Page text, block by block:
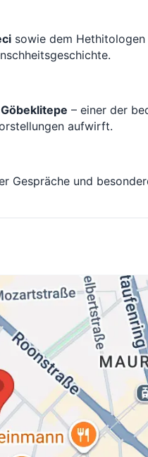
sowie dem Hethitologen
Göbeklitepe – einer der
aufwirft.
Gespräche und